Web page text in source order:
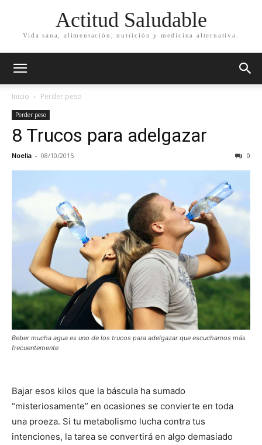
Actitud Saludable
Vida sana, alimentación, nutrición y medicina alternativa.
Inicio Perder peso
Perder peso
8 Trucos para adelgazar
Noelia - 08/10/2015 0
Beber mucha agua es uno de los trucos para adelgazar que escuchamos más
frecuentemente
Bajar esos kilos que la báscula ha sumado
“misteriosamente” en ocasiones se convierte en toda
una proeza. Si tu metabolismo lucha contra tus
intenciones, la tarea se convertirá en algo demasiado